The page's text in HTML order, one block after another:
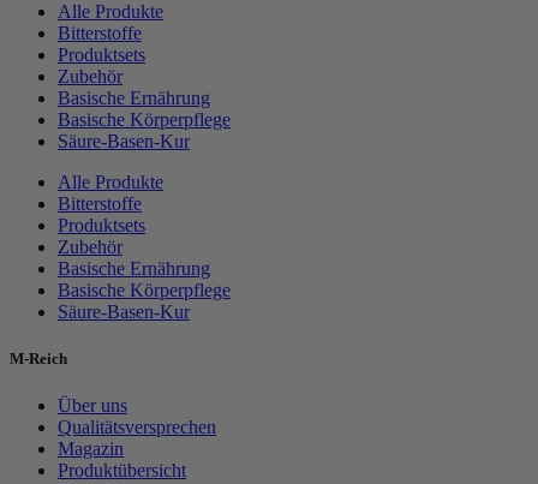
Alle Produkte
Bitterstoffe
Produktsets
Zubehör
Basische Ernährung
Basische Körperpflege
Säure-Basen-Kur
Alle Produkte
Bitterstoffe
Produktsets
Zubehör
Basische Ernährung
Basische Körperpflege
Säure-Basen-Kur
M-Reich
Über uns
Qualitätsversprechen
Magazin
Produktübersicht